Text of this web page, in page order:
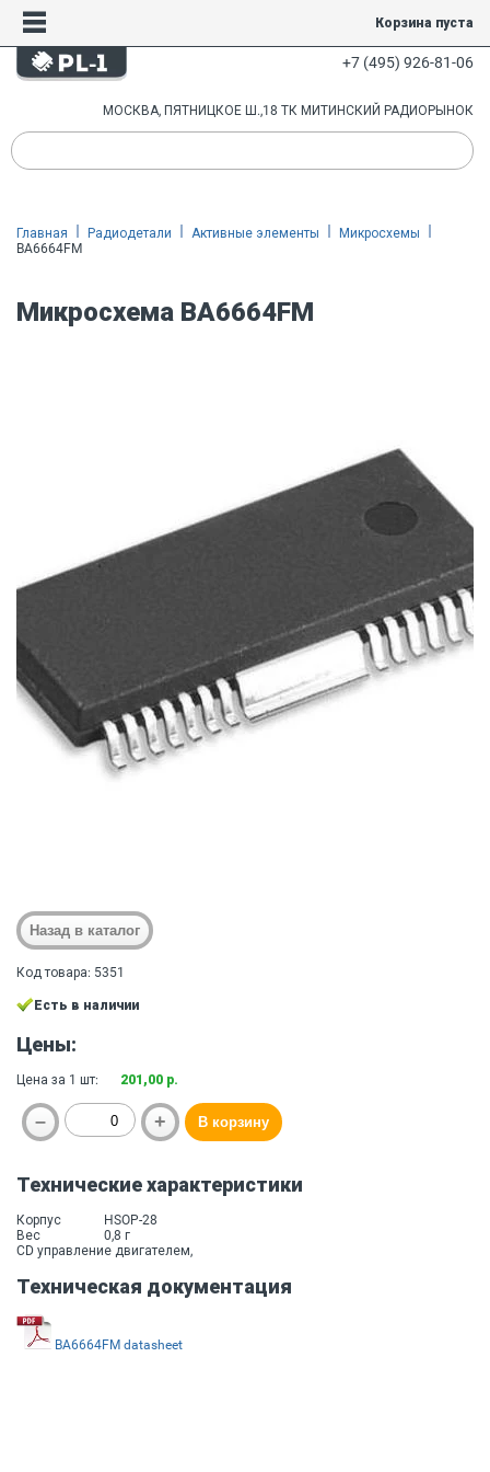
Корзина пуста
+7 (495) 926-81-06
МОСКВА, ПЯТНИЦКОЕ Ш.,18 ТК МИТИНСКИЙ РАДИОРЫНОК
Главная Радиодетали Активные элементы
Микросхемы
BA6664FM
Микросхема BA6664FM
Код товара: 5351
Есть в наличии
Цены:
Цена за 1 шт: 201,00 р.
Технические характеристики
Корпус
HSOP-28
Вес
0,8 г
CD управление двигателем,
Техническая документация
BA6664FM datasheet